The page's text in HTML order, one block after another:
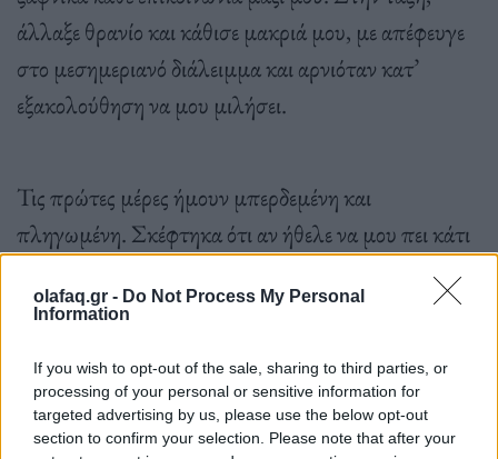
olafaq.gr - Do Not Process My Personal
Information
If you wish to opt-out of the sale, sharing to third parties, or
processing of your personal or sensitive information for
targeted advertising by us, please use the below opt-out
section to confirm your selection. Please note that after your
άλλαξε θρανίο και κάθισε μακριά μου, με απέφευγε
στο μεσημεριανό διάλειμμα και αρνιόταν κατ’
εξακολούθηση να μου μιλήσει.
Τις πρώτες μέρες ήμουν μπερδεμένη και
πληγωμένη. Σκέφτηκα ότι αν ήθελε να μου πει κάτι
σημαντικό, θα το έκανε. Του έδωσα χρόνο. Αλλά
όταν πέρασαν τρεις εβδομάδες, ήξερα την αλήθεια.
την αξία μου, την ταυτότητά μου και σχεδόν τα
πάντα για τον εαυτό μου.